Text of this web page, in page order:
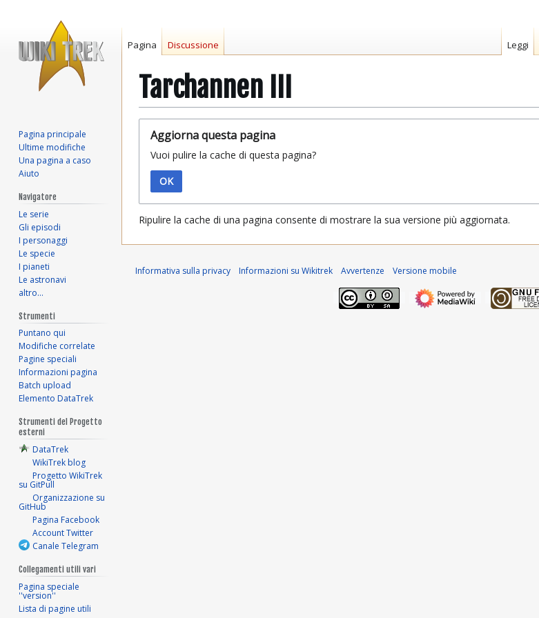
Tarchannen III
alla
navigazione
alla
ricerca
Aggiorna questa pagina
Vuoi pulire la cache di questa pagina?
OK
Ripulire la cache di una pagina consente di mostrare la sua versione più aggiornata.
Pagina Discussione Leggi
Pagina principale
Ultime modifiche
Una pagina a caso
Aiuto
Navigatore
Le serie
Gli episodi
I personaggi
Le specie
I pianeti
Le astronavi
altro…
Strumenti
Puntano qui
Modifiche correlate
Pagine speciali
Informazioni pagina
Batch upload
Elemento DataTrek
Strumenti del Progetto
esterni
DataTrek
WikiTrek blog
Progetto WikiTrek
su GitPull
Organizzazione su
GitHub
Pagina Facebook
Account Twitter
Canale Telegram
Collegamenti utili vari
Pagina speciale
''version''
Lista di pagine utili
Informativa sulla privacy Informazioni su Wikitrek Avvertenze Versione mobile